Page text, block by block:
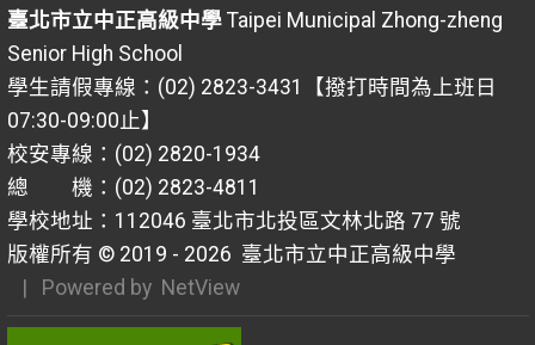
臺北市立中正高級中學Taipei Municipal Zhong-zheng
Senior High School
學生請假專線：(02) 2823-3431【撥打時間為上班日
07:30-09:00止】
校安專線：(02) 2820-1934
總 機：(02) 2823-4811
學校地址：112046 臺北市北投區文林北路 77 號
版權所有 © 2019 - 2026 臺北市立中正高級中學
| Powered by NetView